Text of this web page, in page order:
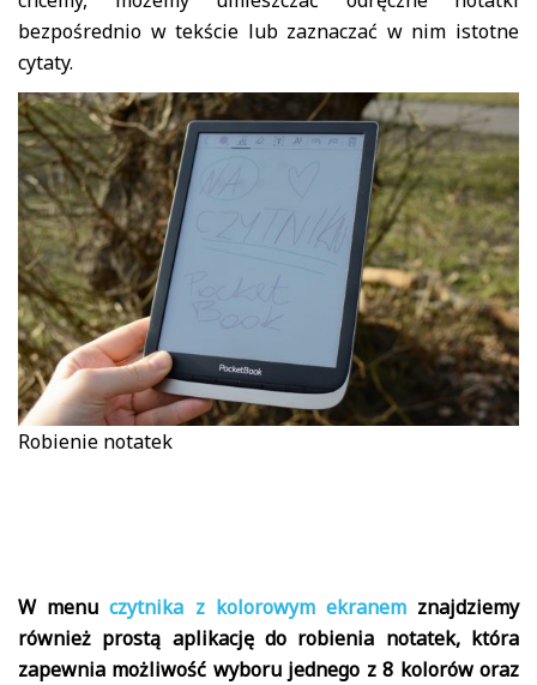
bezpośrednio w tekście lub zaznaczać w nim istotne
cytaty.
Robienie notatek
W menuczytnika z kolorowym ekranemznajdziemy
również prostą aplikację do robienia notatek, która
zapewnia możliwość wyboru jednego z 8 kolorów oraz